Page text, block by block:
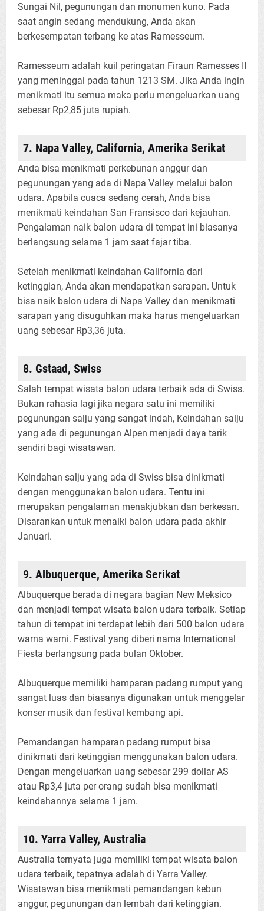
Sungai Nil, pegunungan dan monumen kuno. Pada
saat angin sedang mendukung, Anda akan
berkesempatan terbang ke atas Ramesseum.
Ramesseum adalah kuil peringatan Firaun Ramesses II
yang meninggal pada tahun 1213 SM. Jika Anda ingin
menikmati itu semua maka perlu mengeluarkan uang
sebesar Rp2,85 juta rupiah.
7. Napa Valley, California, Amerika Serikat
Anda bisa menikmati perkebunan anggur dan
pegunungan yang ada di Napa Valley melalui balon
udara. Apabila cuaca sedang cerah, Anda bisa
menikmati keindahan San Fransisco dari kejauhan.
Pengalaman naik balon udara di tempat ini biasanya
berlangsung selama 1 jam saat fajar tiba.
Setelah menikmati keindahan California dari
ketinggian, Anda akan mendapatkan sarapan. Untuk
bisa naik balon udara di Napa Valley dan menikmati
sarapan yang disuguhkan maka harus mengeluarkan
uang sebesar Rp3,36 juta.
8. Gstaad, Swiss
Salah tempat wisata balon udara terbaik ada di Swiss.
Bukan rahasia lagi jika negara satu ini memiliki
pegunungan salju yang sangat indah, Keindahan salju
yang ada di pegunungan Alpen menjadi daya tarik
sendiri bagi wisatawan.
Keindahan salju yang ada di Swiss bisa dinikmati
dengan menggunakan balon udara. Tentu ini
merupakan pengalaman menakjubkan dan berkesan.
Disarankan untuk menaiki balon udara pada akhir
Januari.
9. Albuquerque, Amerika Serikat
Albuquerque berada di negara bagian New Meksico
dan menjadi tempat wisata balon udara terbaik. Setiap
tahun di tempat ini terdapat lebih dari 500 balon udara
warna warni. Festival yang diberi nama International
Fiesta berlangsung pada bulan Oktober.
Albuquerque memiliki hamparan padang rumput yang
sangat luas dan biasanya digunakan untuk menggelar
konser musik dan festival kembang api.
Pemandangan hamparan padang rumput bisa
dinikmati dari ketinggian menggunakan balon udara.
Dengan mengeluarkan uang sebesar 299 dollar AS
atau Rp3,4 juta per orang sudah bisa menikmati
keindahannya selama 1 jam.
10. Yarra Valley, Australia
Australia ternyata juga memiliki tempat wisata balon
udara terbaik, tepatnya adalah di Yarra Valley.
Wisatawan bisa menikmati pemandangan kebun
anggur, pegunungan dan lembah dari ketinggian.